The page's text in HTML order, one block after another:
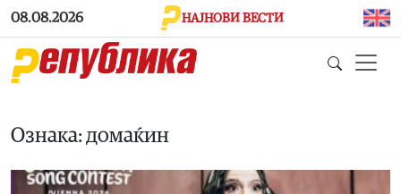
Skip to main content
08.08.2026 НАЈНОВИ ВЕСТИ
Ознака: домаќин